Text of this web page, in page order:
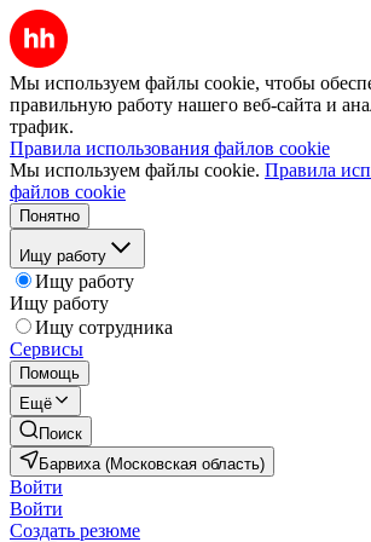
Мы используем файлы cookie, чтобы
правильную работу нашего веб-сайта и
трафик.
Правила использования файлов cookie
Мы используем файлы cookie. Правила
файлов cookie
Понятно
Ищу работу
Ищу работу
Ищу работу
Ищу сотрудника
Сервисы
Помощь
Ещё
Поиск
Барвиха (Московская область)
Войти
Войти
Создать резюме